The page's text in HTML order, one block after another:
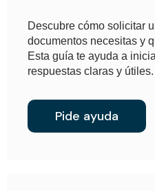
Descubre cómo solicitar
documentos necesitas y
Esta guía te ayuda a
respuestas claras y útiles.
Pide ayuda